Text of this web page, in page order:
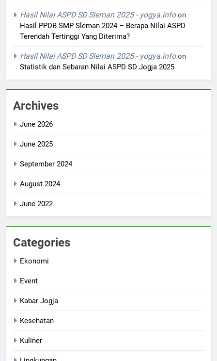
Hasil Nilai ASPD SD Sleman 2025 - yogya.infoon
Hasil PPDB SMP Sleman 2024 – Berapa Nilai ASPD
Terendah Tertinggi Yang Diterima?
Hasil Nilai ASPD SD Sleman 2025 - yogya.infoon
Statistik dan Sebaran Nilai ASPD SD Jogja 2025
Archives
June 2026
June 2025
September 2024
August 2024
June 2022
Categories
Ekonomi
Event
Kabar Jogja
Kesehatan
Kuliner